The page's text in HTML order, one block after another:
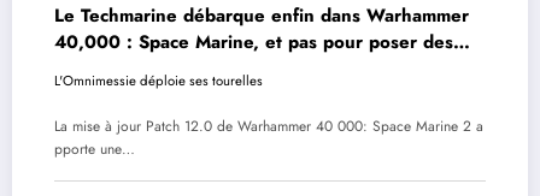
Le Techmarine débarque enfin dans Warhammer
40,000 : Space Marine, et pas pour poser des
gommettes
L'Omnimessie déploie ses tourelles
La mise à jour Patch 12.0 de Warhammer 40 000: Space Marine 2 a
pporte une…